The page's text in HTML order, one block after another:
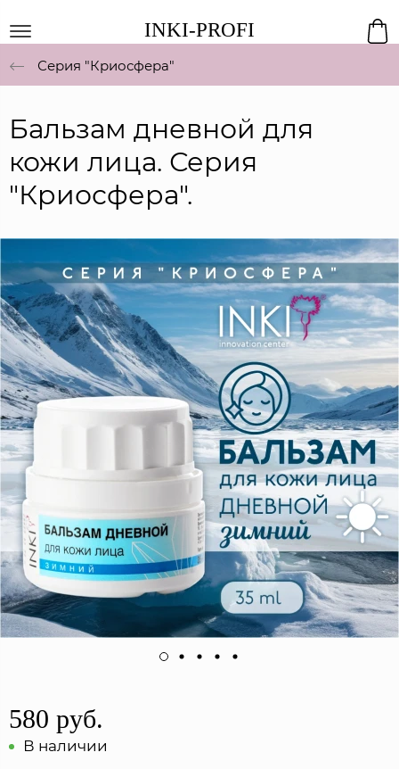
INKI-PROFI
Серия "Криосфера"
Бальзам дневной для
кожи лица. Серия
"Криосфера".
580 руб.
В наличии